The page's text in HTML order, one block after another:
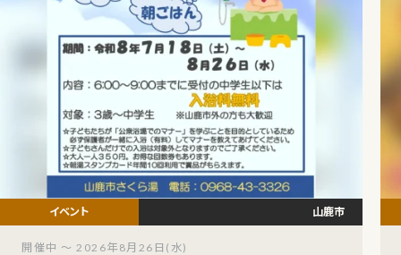
山鹿市
開催中 ～ 2026年8月26日(水)